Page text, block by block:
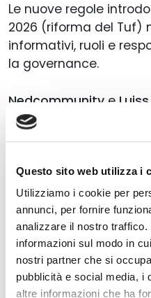
Questo sito web utilizza i
Utilizziamo i cookie per
annunci, per fornire
analizzare il nostro traffico.
informazioni sul modo in
nostri partner che si
pubblicità e social media, i
altre informazioni che ha
Le nuove regole
2026 (riforma del Tuf)
informativi, ruoli e
la governance.
Nedcommunity e
approfondiranno
convegno che si terrà
15:00.
Ore 15:00 Saluti
Aristide Police, Dean
Marco Giorgino,
Ore 15:15 Le nuove